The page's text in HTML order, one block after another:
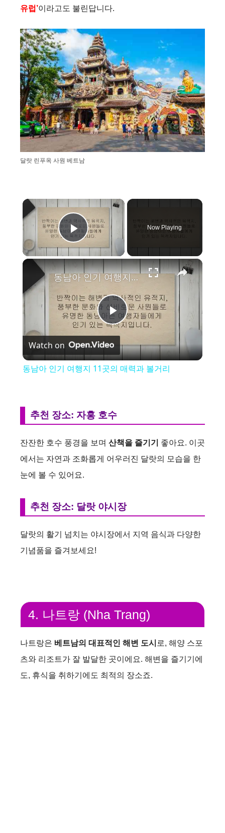
유럽’이라고도 불린답니다.
달랏 린푸옥 사원 베트남
×
Play Video
Now Playing
×
P
l
y
V
d
e
동남아 인기 여행지 11곳의 매력과 볼거리
Watch on
동남아 인기 여행지 11곳의 매력과 볼거리
추천 장소: 자홍 호수
잔잔한 호수 풍경을 보며 산책을 즐기기
좋아요. 이곳
에서는 자연과 조화롭게 어우러진 달랏의 모습을 한
눈에 볼 수 있어요.
추천 장소: 달랏 야시장
달랏의 활기 넘치는 야시장에서 지역 음식과 다양한
기념품을 즐겨보세요!
4. 나트랑 (Nha Trang)
나트랑은 베트남의 대표적인 해변 도시 로, 해양 스포
츠와 리조트가 잘 발달한 곳이에요. 해변을 즐기기에
도, 휴식을 취하기에도 최적의 장소죠.